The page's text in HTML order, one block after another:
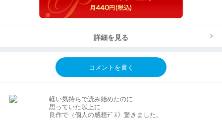
詳細を見る
コメントを書く
軽い気持ちで読み始めたのに
思っていた以上に
良作で（個人の感想ﾃﾞｽ）驚きました。